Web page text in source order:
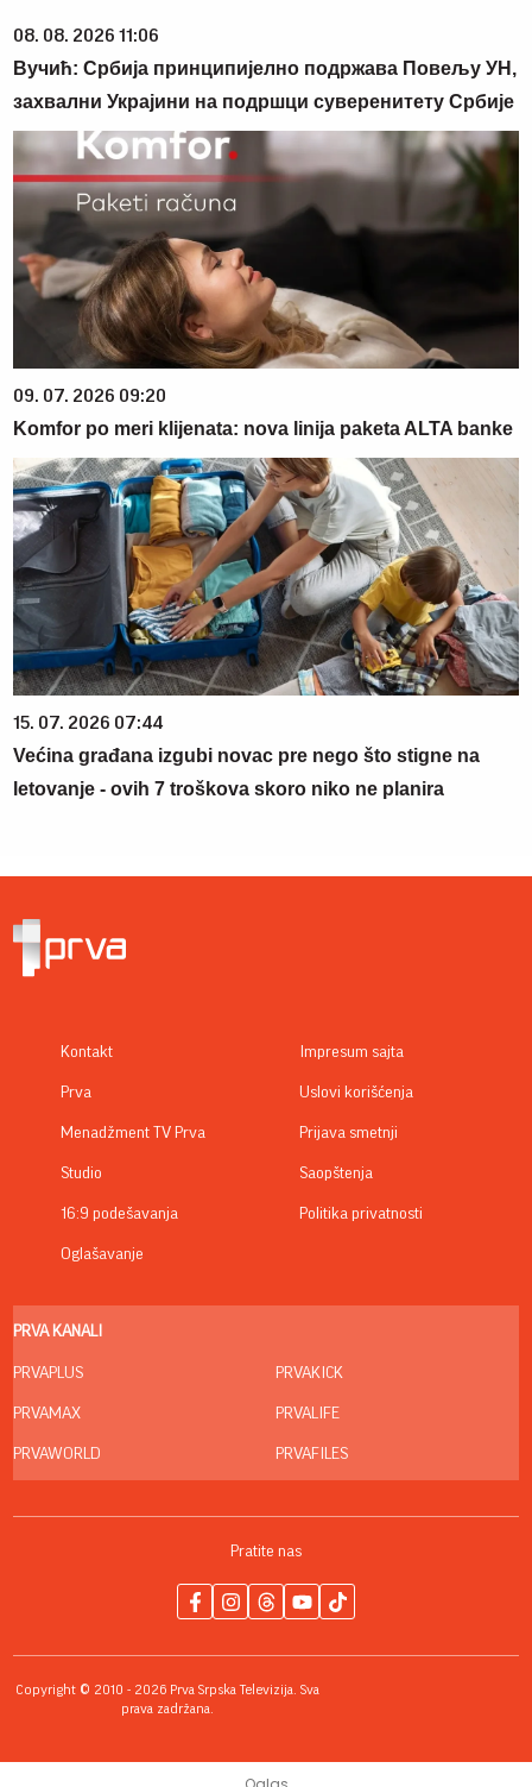
08. 08. 2026 11:06
Вучић: Србија принципијелно подржава Повељу УН,
захвални Украјини на подршци суверенитету Србије
09. 07. 2026 09:20
Komfor po meri klijenata: nova linija paketa ALTA banke
15. 07. 2026 07:44
Većina građana izgubi novac pre nego što stigne na
letovanje - ovih 7 troškova skoro niko ne planira
Kontakt
Prva
Menadžment TV Prva
Studio
16:9 podešavanja
Oglašavanje
Impresum sajta
Uslovi korišćenja
Prijava smetnji
Saopštenja
Politika privatnosti
PRVA KANALI
PRVAPLUS
PRVAMAX
PRVAWORLD
PRVAKICK
PRVALIFE
PRVAFILES
Pratite nas
Copyright © 2010 - 2026 Prva Srpska Televizija. Sva
prava zadržana.